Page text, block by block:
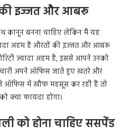
इज्जत और आबरू
कानून बनना चाहिए लेकिन मैं यह
अहम है औरतों की इज्जत और आबरू
ज्यादा अहम है, इससे आपने उनको
अपने ऑफिस जाते हुए खतरे और
ऑफिस में खौफ महसूस कर रही हैं तो
क्या फायदा होगा।
को होना चाहिए ससपेंड